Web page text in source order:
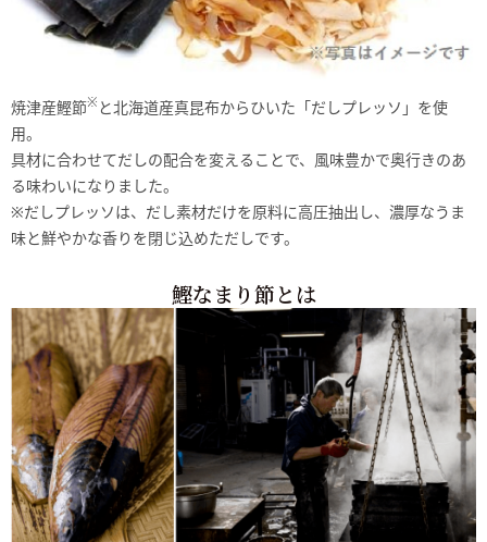
焼津産鰹節※ と北海道産真昆布からひいた「だしプレッソ」を使
用。
具材に合わせてだしの配合を変えることで、風味豊かで奥行きのあ
る味わいになりました。
※だしプレッソは、だし素材だけを原料に高圧抽出し、濃厚なうま
味と鮮やかな香りを閉じ込めただしです。
鰹なまり節とは